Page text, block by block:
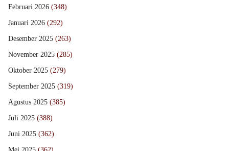
Februari 2026 (348)
Januari 2026 (292)
Desember 2025 (263)
November 2025 (285)
Oktober 2025 (279)
September 2025 (319)
Agustus 2025 (385)
Juli 2025 (388)
Juni 2025 (362)